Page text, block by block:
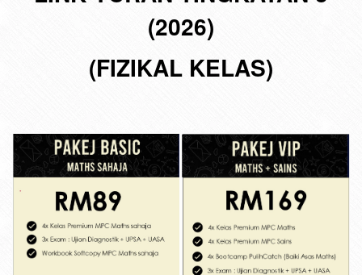
(2026)
(FIZIKAL KELAS)